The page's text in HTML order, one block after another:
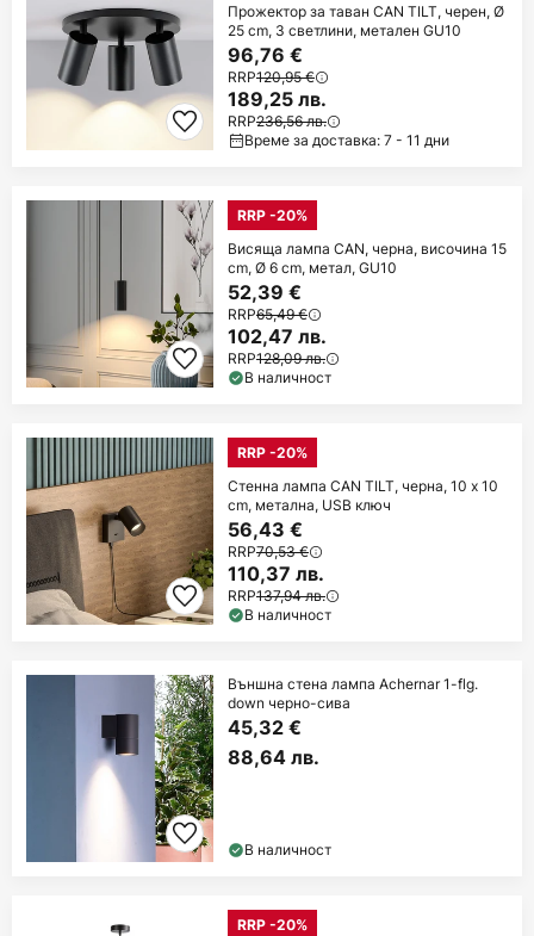
Прожектор за таван CAN TILT, черен, Ø
25 cm, 3 светлини, метален GU10
96,76 €
RRP120,95 €
189,25 лв.
RRP236,56 лв.
Време за доставка: 7 - 11 дни
RRP -20%
Висяща лампа CAN, черна, височина 15
cm, Ø 6 cm, метал, GU10
52,39 €
RRP65,49 €
102,47 лв.
RRP128,09 лв.
В наличност
RRP -20%
Стенна лампа CAN TILT, черна, 10 x 10
cm, метална, USB ключ
56,43 €
RRP70,53 €
110,37 лв.
RRP137,94 лв.
В наличност
Външна стена лампа Achernar 1-flg.
down черно-сива
45,32 €
88,64 лв.
В наличност
RRP -20%